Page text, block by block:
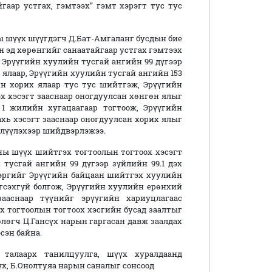
устгах, гэмтээх” гэмт хэрэгт тус тус
шүүх шүүгдэгч Д.Бат-Амгаланг бусдын бие
хөрөнгийг санаатайгаар устгах гэмтээх
хуулийн тусгай ангийн 99 дүгээр
Эрүүгийн хуулийн тусгай ангийн 153
хорих ялаар тус тус шийтгэж, Эрүүгийн
зааснаар оногдуулсан хөнгөн ялыг
жилийн хугацаагаар тогтоож, Эрүүгийн
хэсэгт зааснаар оногдуулсан хорих ялыг
шийдвэрлэжээ.
шүүх шийтгэх тогтоолын тогтоох хэсэгт
ангийн 99 дүгээр зүйлийн 99.1 дэх
Эрүүгийн байцаан шийтгэх хуулийн
болгож, Эрүүгийн хуулийн ерөнхий
түүнийг эрүүгийн хариуцлагаас
тогтоолын тогтоох хэсгийн бусад заалтыг
Ц.Гансүх нарын гаргасан давж заалдах
байна.
танилцуулга, шүүх хуралдаанд
Б.Онолтуяа нарын саналыг сонсоод